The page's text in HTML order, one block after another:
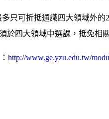
只可折抵通識四大領域外
四大領域中選課，抵免相
http://www.ge.yzu.edu.tw/